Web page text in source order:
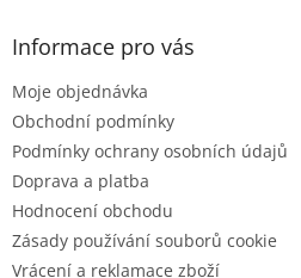
Informace pro vás
Moje objednávka
Obchodní podmínky
Podmínky ochrany osobních údajů
Doprava a platba
Hodnocení obchodu
Zásady používání souborů cookie
Vrácení a reklamace zboží